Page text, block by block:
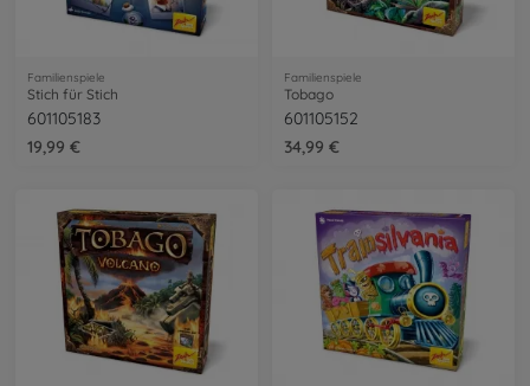
Familienspiele
Stich für Stich
601105183
19,99 €
Familienspiele
Tobago
601105152
34,99 €